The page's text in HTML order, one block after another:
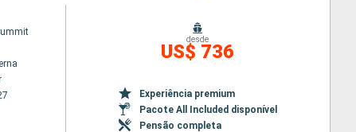
desde
US$ 736
Experiência premium
Pacote All Included disponível
Pensão completa